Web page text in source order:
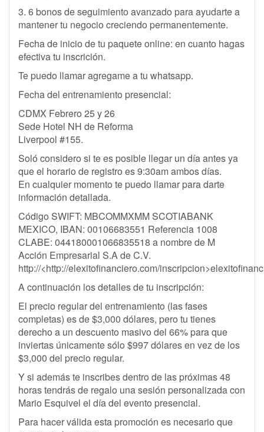
3. 6 bonos de seguimiento avanzado para ayudarte a
mantener tu negocio creciendo permanentemente.
Fecha de inicio de tu paquete online: en cuanto hagas
efectiva tu inscrición.
Te puedo llamar agregame a tu whatsapp.
Fecha del entrenamiento presencial:
CDMX Febrero 25 y 26
Sede Hotel NH de Reforma
Liverpool #155.
Soló considero si te es posible llegar un día antes ya
que el horario de registro es 9:30am ambos días.
En cualquier momento te puedo llamar para darte
información detallada.
Código SWIFT: MBCOMMXMM SCOTIABANK
MEXICO, IBAN: 00106683551 Referencia 1008
CLABE: 044180001066835518 a nombre de M
Acción Empresarial S.A de C.V.
http://<http://elexitofinanciero.com/
A continuación los detalles de tu inscripción:
El precio regular del entrenamiento (las fases
completas) es de $3,000 dólares, pero tu tienes
derecho a un descuento masivo del 66% para que
inviertas únicamente sólo $997 dólares en vez de los
$3,000 del precio regular.
Y si además te inscribes dentro de las próximas 48
horas tendrás de regalo una sesión personalizada con
Mario Esquivel el día del evento presencial.
Para hacer válida esta promoción es necesario que